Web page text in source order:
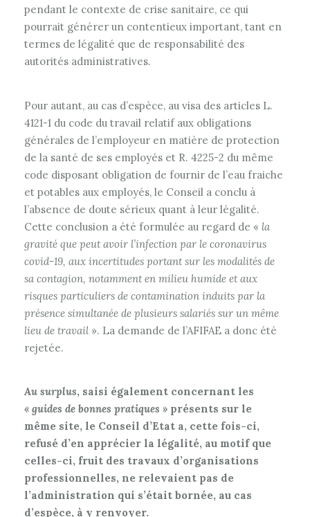
pendant le contexte de crise sanitaire, ce qui
pourrait générer un contentieux important, tant en
termes de légalité que de responsabilité des
autorités administratives.
Pour autant, au cas d’espèce, au visa des articles L.
4121-1 du code du travail relatif aux obligations
générales de l’employeur en matière de protection
de la santé de ses employés et R. 4225-2 du même
code disposant obligation de fournir de l’eau fraiche
et potables aux employés, le Conseil a conclu à
l’absence de doute sérieux quant à leur légalité.
Cette conclusion a été formulée au regard de « la
gravité que peut avoir l’infection par le coronavirus
covid-19, aux incertitudes portant sur les modalités de
sa contagion, notamment en milieu humide et aux
risques particuliers de contamination induits par la
présence simultanée de plusieurs salariés sur un même
lieu de travail ». La demande de l’AFIFAE a donc été
rejetée.
Au surplus, saisi également concernant les
« guides de bonnes pratiques » présents sur le
même site, le Conseil d’Etat a, cette fois-ci,
refusé d’en apprécier la légalité, au motif que
celles-ci, fruit des travaux d’organisations
professionnelles, ne relevaient pas de
l’administration qui s’était bornée, au cas
d’espèce, à y renvoyer.